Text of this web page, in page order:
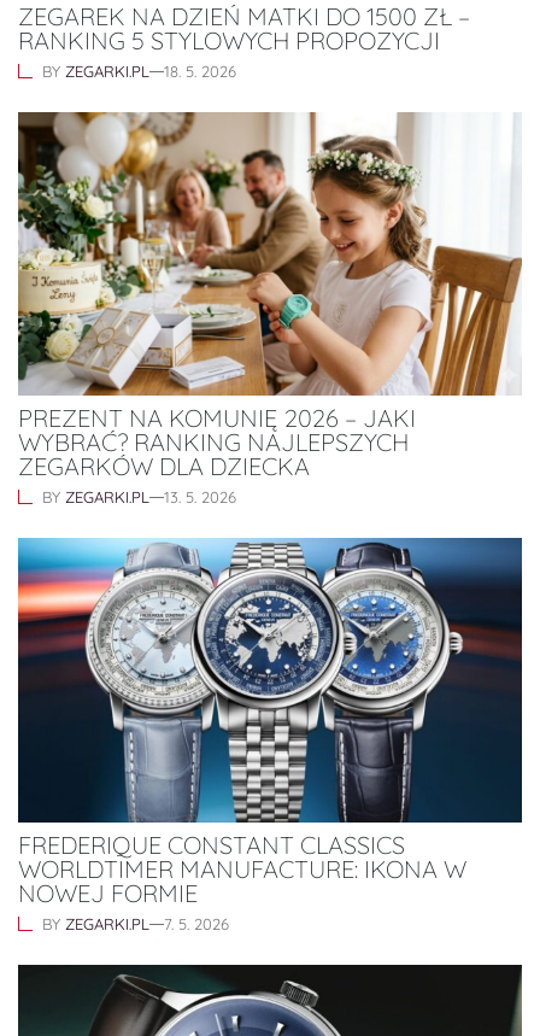
ZEGAREK NA DZIEŃ MATKI DO 1500 ZŁ –
RANKING 5 STYLOWYCH PROPOZYCJI
BY ZEGARKI.PL 18. 5. 2026
PREZENT NA KOMUNIĘ 2026 – JAKI
WYBRAĆ? RANKING NAJLEPSZYCH
ZEGARKÓW DLA DZIECKA
BY ZEGARKI.PL 13. 5. 2026
FREDERIQUE CONSTANT CLASSICS
WORLDTIMER MANUFACTURE: IKONA W
NOWEJ FORMIE
BY ZEGARKI.PL 7. 5. 2026